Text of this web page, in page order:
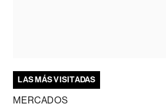
LAS MÁS VISITADAS
MERCADOS